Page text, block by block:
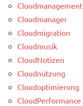
Cloudmanagement
Cloudmanager
Cloudmigration
Cloudmusik
CloudNotizen
Cloudnutzung
Cloudoptimierung
CloudPerformance